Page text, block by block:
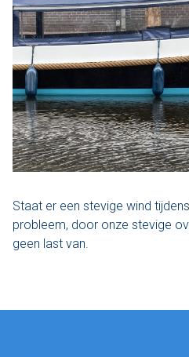
Staat er een stevige wind
probleem, door onze stevige
geen last van.